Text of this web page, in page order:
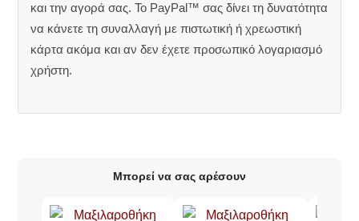
και την αγορά σας. Το PayPal™ σας δίνει τη δυνατότητα
να κάνετε τη συναλλαγή με πιστωτική ή χρεωστική
κάρτα ακόμα και αν δεν έχετε προσωπικό λογαριασμό
χρήστη.
Μπορεί να σας αρέσουν